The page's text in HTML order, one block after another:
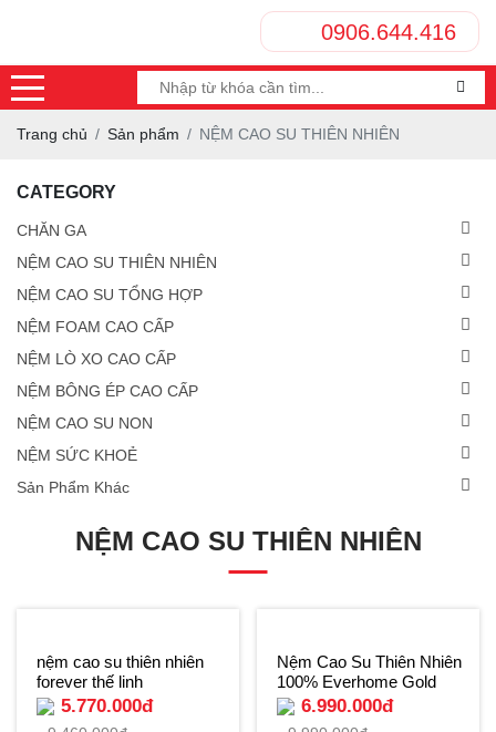
0906.644.416
Trang chủ Sản phẩm NỆM CAO SU THIÊN NHIÊN
CATEGORY
CHĂN GA
NỆM CAO SU THIÊN NHIÊN
NỆM CAO SU TỔNG HỢP
NỆM FOAM CAO CẤP
NỆM LÒ XO CAO CẤP
NỆM BÔNG ÉP CAO CẤP
NỆM CAO SU NON
NỆM SỨC KHOẺ
Sản Phẩm Khác
NỆM CAO SU THIÊN NHIÊN
nệm cao su thiên nhiên
forever thế linh
5.770.000đ
Nệm Cao Su Thiên Nhiên
100% Everhome Gold
6.990.000đ